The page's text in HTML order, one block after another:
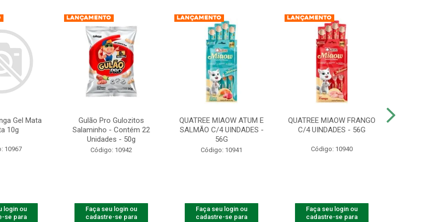
Gel Mata
10g
10967
login ou
se para
Gulão Pro Gulozitos
Salaminho - Contém 22
Unidades - 50g
Código: 10942
Faça seu login ou
cadastre-se para
QUATREE MIAOW ATUM E
SALMÃO C/4 UINDADES -
56G
Código: 10941
Faça seu login ou
cadastre-se para
QUATREE MIAOW FRANGO
C/4 UINDADES - 56G
Código: 10940
Faça seu login ou
cadastre-se para